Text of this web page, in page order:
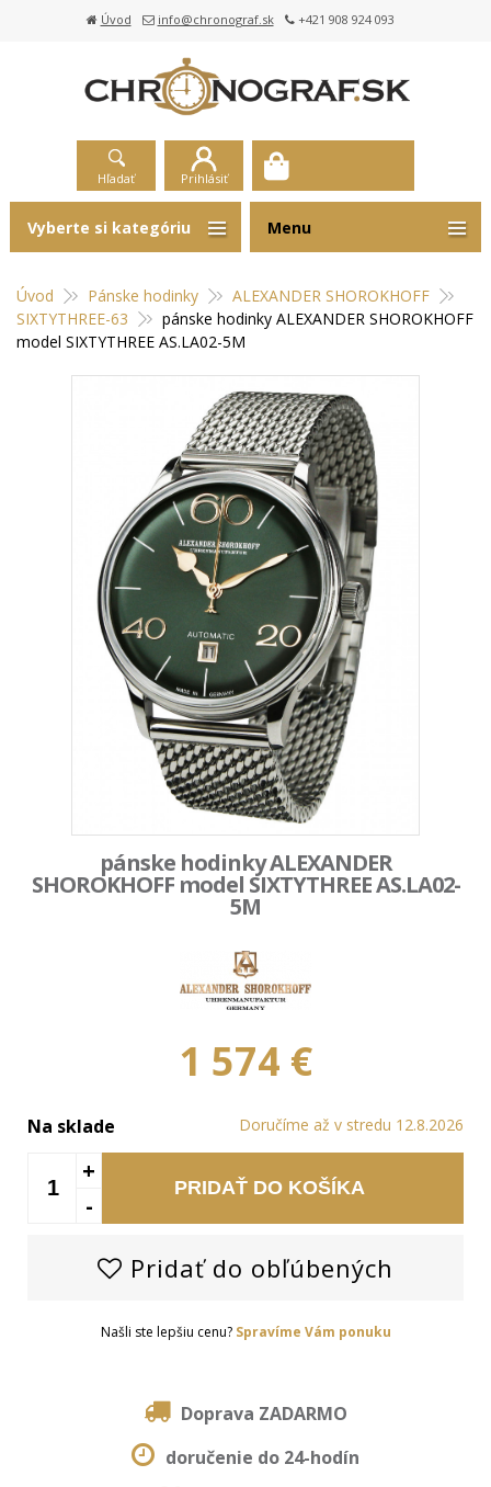
Úvod info@chronograf.sk +421 908 924 093
Hľadať Prihlásiť
Úvod Pánske hodinky
ALEXANDER SHOROKHOFF
SIXTYTHREE-63
pánske hodinky ALEXANDER SHOROKHOFF
model SIXTYTHREE AS.LA02-5M
pánske hodinky ALEXANDER
SHOROKHOFF model SIXTYTHREE AS.LA02-
5M
1 574 €
Na sklade Doručíme až v stredu 12.8.2026
PRIDAŤ DO KOŠÍKA
+
-
Pridať do obľúbených
Našli ste lepšiu cenu? Spravíme Vám ponuku
Doprava ZADARMO
doručenie do 24-hodín
Vyberte si kategóriu Menu